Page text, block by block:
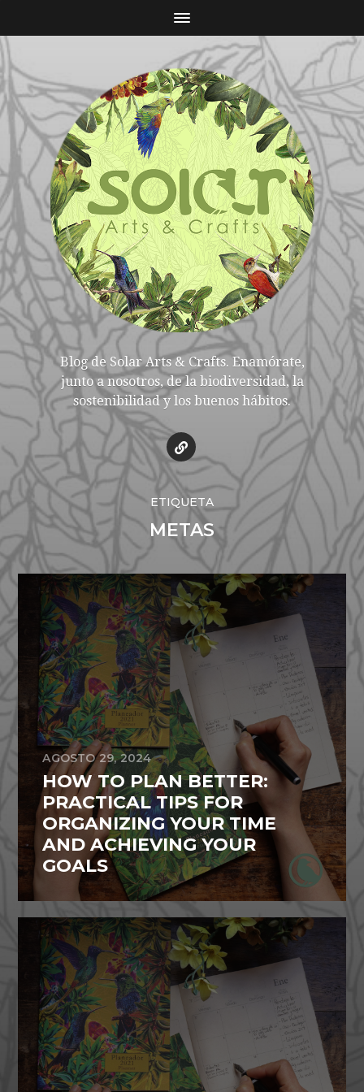
Blog de Solar Arts & Crafts. Enamórate,
junto a nosotros, de la biodiversidad, la
sostenibilidad y los buenos hábitos.
ETIQUETA
METAS
AGOSTO 29, 2024
HOW TO PLAN BETTER:
PRACTICAL TIPS FOR
ORGANIZING YOUR TIME
AND ACHIEVING YOUR
GOALS